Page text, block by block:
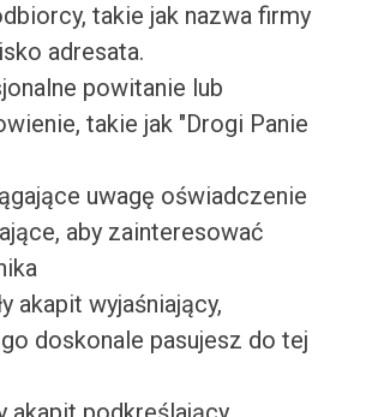
takie jak nazwa firmy
adresata.
powitanie lub
takie jak "Drogi Panie
uwagę oświadczenie
aby zainteresować
akapit wyjaśniający,
doskonale pasujesz do tej